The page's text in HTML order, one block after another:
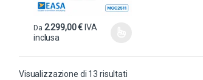
Da 2.299,00€ IVA
inclusa
Questo prodotto ha più varianti. Le opzioni
Visualizzazione di 13 risultati